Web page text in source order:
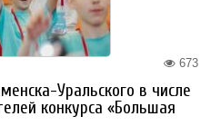
673
Уральского в числе
конкурса «Большая